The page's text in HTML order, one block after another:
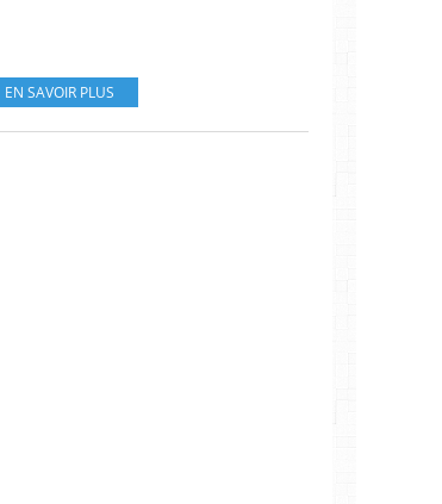
EN SAVOIR PLUS